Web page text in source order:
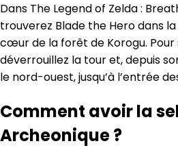
Dans The Legend of Zelda :
trouverez Blade the Hero dans
cœur de la forêt de Korogu. Pour
déverrouillez la tour et, depuis
le nord-ouest, jusqu’à l’entrée
Comment avoir la
Archeonique ?